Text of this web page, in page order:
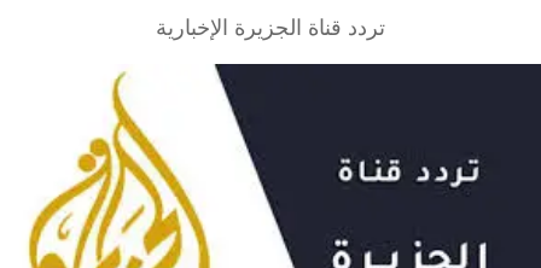
تردد قناة الجزيرة الإخبارية